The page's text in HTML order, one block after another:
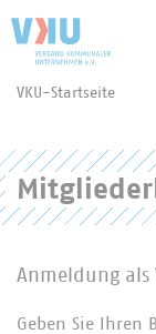
VKU-Startseite
Anmeldung als
Geben Sie Ihren